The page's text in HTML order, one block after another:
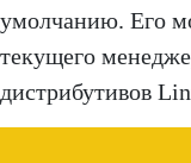
умолчанию. Его
текущего
дистрибутивов